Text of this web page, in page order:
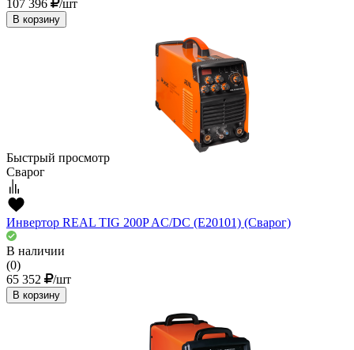
107 396
/шт
В корзину
Быстрый просмотр
Сварог
Инвертор REAL TIG 200P AC/DC (E20101) (Сварог)
В наличии
(0)
65 352
/шт
В корзину